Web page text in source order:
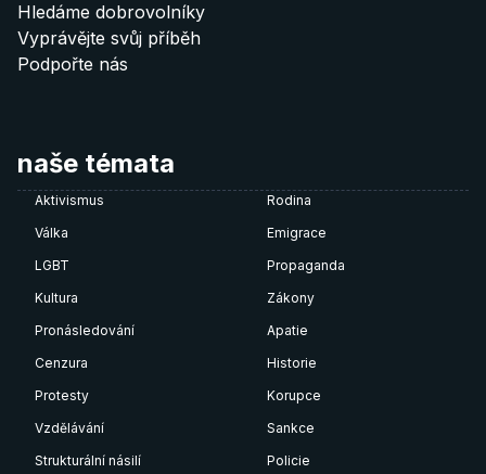
Hledáme dobrovolníky
Vyprávějte svůj příběh
Podpořte nás
naše témata
Aktivismus
Rodina
Válka
Emigrace
LGBT
Propaganda
Kultura
Zákony
Pronásledování
Apatie
Cenzura
Historie
Protesty
Korupce
Vzdělávání
Sankce
Strukturální násilí
Policie